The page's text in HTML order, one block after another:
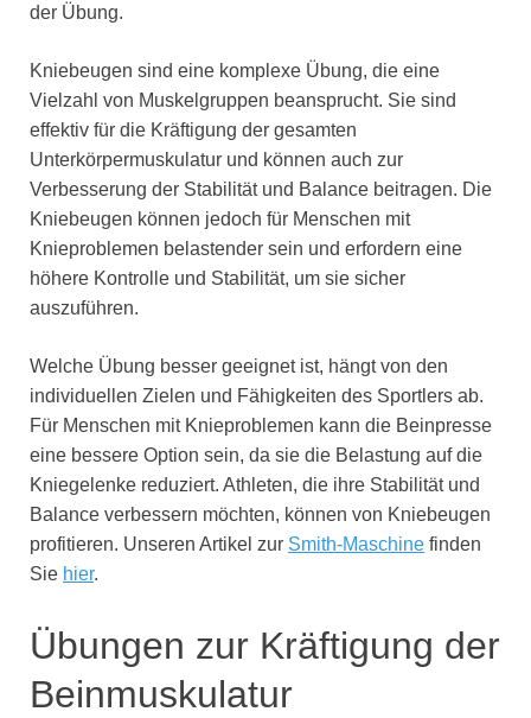
der Übung.
Kniebeugen sind eine komplexe Übung, die eine
Vielzahl von Muskelgruppen beansprucht. Sie sind
effektiv für die Kräftigung der gesamten
Unterkörpermuskulatur und können auch zur
Verbesserung der Stabilität und Balance beitragen. Die
Kniebeugen können jedoch für Menschen mit
Knieproblemen belastender sein und erfordern eine
höhere Kontrolle und Stabilität, um sie sicher
auszuführen.
Welche Übung besser geeignet ist, hängt von den
individuellen Zielen und Fähigkeiten des Sportlers ab.
Für Menschen mit Knieproblemen kann die Beinpresse
eine bessere Option sein, da sie die Belastung auf die
Kniegelenke reduziert. Athleten, die ihre Stabilität und
Balance verbessern möchten, können von Kniebeugen
profitieren. Unseren Artikel zur Smith-Maschine finden
Sie hier.
Übungen zur Kräftigung der
Beinmuskulatur